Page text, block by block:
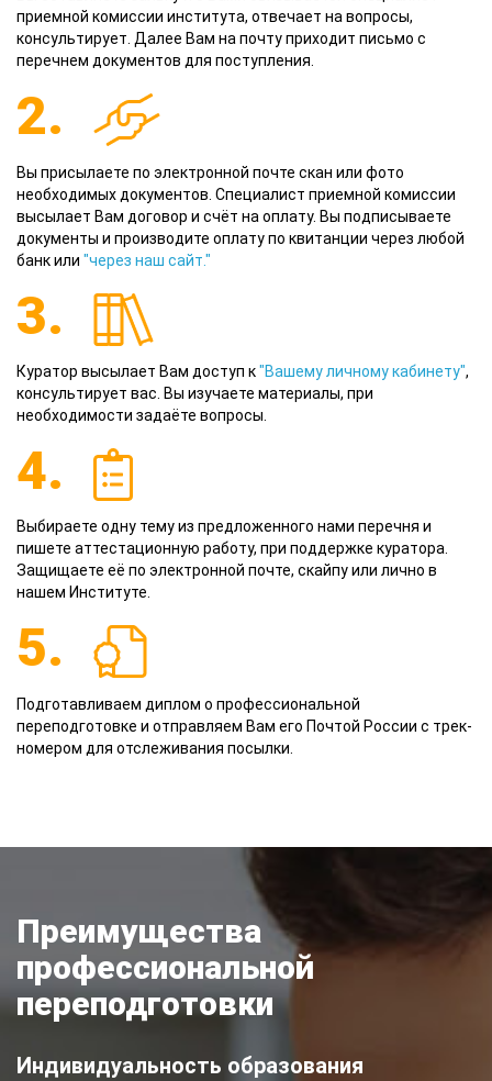
приемной комиссии института, отвечает на вопросы,
консультирует. Далее Вам на почту приходит письмо с
перечнем документов для поступления.
2.
Вы присылаете по электронной почте скан или фото
необходимых документов. Специалист приемной комиссии
высылает Вам договор и счёт на оплату. Вы подписываете
документы и производите оплату по квитанции через любой
банк или "через наш сайт."
3.
Куратор высылает Вам доступ к"Вашему личному кабинету",
консультирует вас. Вы изучаете материалы, при
необходимости задаёте вопросы.
4.
Выбираете одну тему из предложенного нами перечня и
пишете аттестационную работу, при поддержке куратора.
Защищаете её по электронной почте, скайпу или лично в
нашем Институте.
5.
Подготавливаем диплом о профессиональной
переподготовке и отправляем Вам его Почтой России с трек-
номером для отслеживания посылки.
Преимущества
профессиональной
переподготовки
Индивидуальность образования